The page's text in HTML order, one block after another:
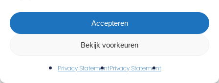
Accepteren
Bekijk voorkeuren
Privacy StatementPrivacy Statement
info@vandongen-online.nl